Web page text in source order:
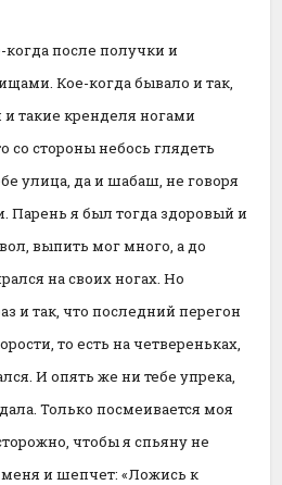
после получки и
Кое-когда бывало и так,
такие кренделя ногами
со стороны небось глядеть
улица, да и шабаш, не говоря
Парень я был тогда здоровый и
выпить мог много, а до
на своих ногах. Но
и так, что последний перегон
то есть на четвереньках,
И опять же ни тебе упрека,
Только посмеивается моя
чтобы я спьяну не
меня и шепчет: «Ложись к